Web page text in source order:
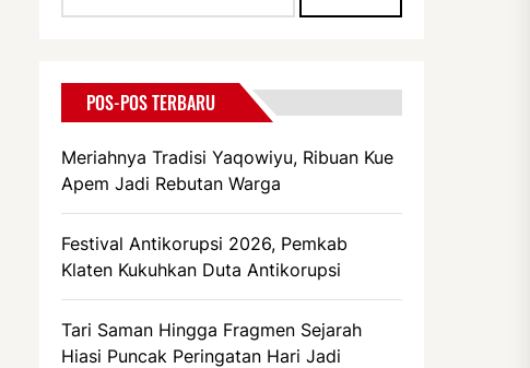
POS-POS TERBARU
Meriahnya Tradisi Yaqowiyu, Ribuan Kue
Apem Jadi Rebutan Warga
Festival Antikorupsi 2026, Pemkab
Klaten Kukuhkan Duta Antikorupsi
Tari Saman Hingga Fragmen Sejarah
Hiasi Puncak Peringatan Hari Jadi